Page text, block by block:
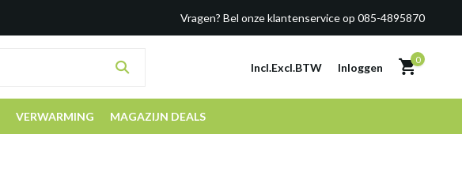
Vragen? Bel onze klantenservice op 085-4895870
Incl.Excl.BTW Inloggen
0
VERWARMING MAGAZIJN DEALS